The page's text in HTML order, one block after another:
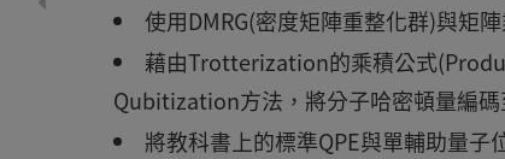
使用DMRG(密度矩陣重整化群)與矩
藉由Trotterization的乘積公式
Qubitization方法，將分子哈密頓量編碼
將教科書上的標準QPE與單輔助量